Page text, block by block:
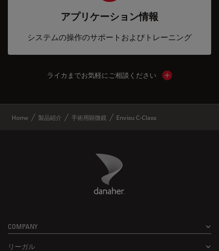
アプリケーション情報
システムの操作のサポートおよびトレーニング
ライカまでお気軽にご相談ください Show local
Home 製品紹介 手術用顕微鏡 Envisu C-Class
Danaher Logo
COMPANY
リーガル